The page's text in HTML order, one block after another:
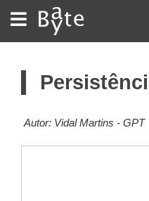
BATE
BYTE
Autor: Vidal Martins - GPT